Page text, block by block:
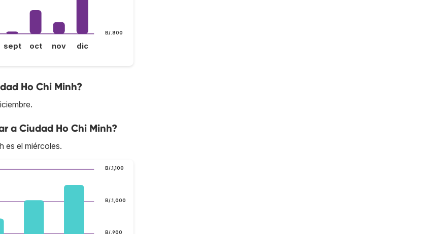
B/.800
sept oct nov dic
Ho Chi Minh?
a Ciudad Ho Chi Minh?
es el miércoles.
B/.900
B/.1,000
B/.1,100